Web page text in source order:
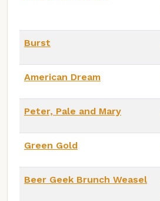
Burst
American Dream
Peter, Pale and Mary
Green Gold
Beer Geek Brunch Weasel